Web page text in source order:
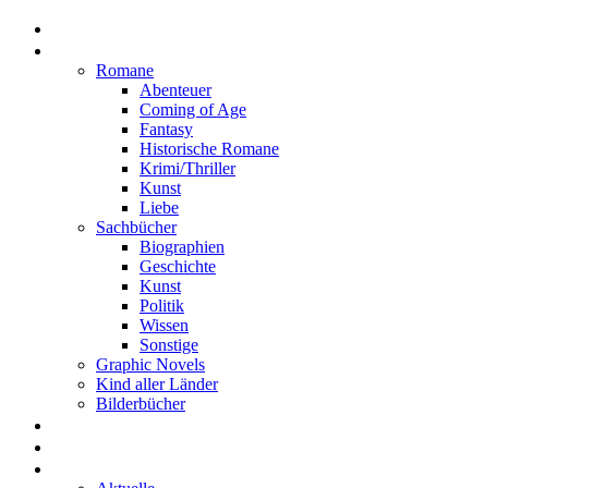
Romane
Abenteuer
Coming of Age
Fantasy
Historische Romane
Krimi/Thriller
Kunst
Liebe
Sachbücher
Biographien
Geschichte
Kunst
Politik
Wissen
Sonstige
Graphic Novels
Kind aller Länder
Bilderbücher